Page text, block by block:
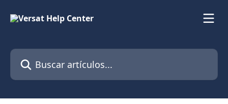
Buscar artículos...